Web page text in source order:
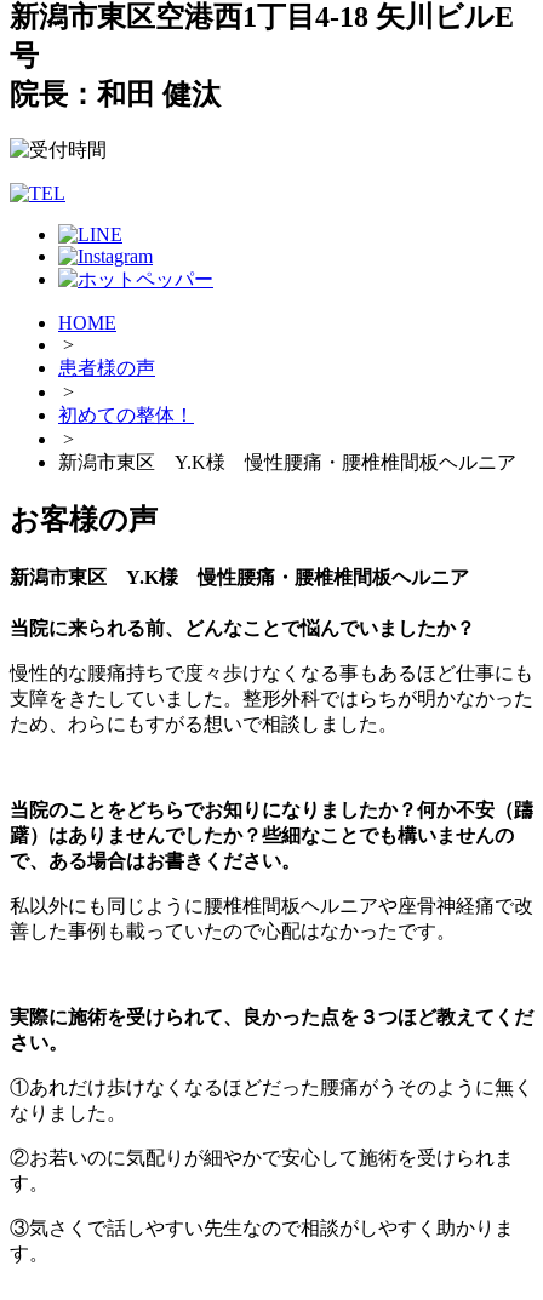
新潟市東区空港西1丁目4-18 矢川ビルE
号
院長：和田 健汰
HOME
>
患者様の声
>
初めての整体！
>
新潟市東区 Y.K様 慢性腰痛・腰椎椎間板ヘルニア
お客様の声
新潟市東区 Y.K様 慢性腰痛・腰椎椎間板ヘルニア
当院に来られる前、どんなことで悩んでいましたか？
慢性的な腰痛持ちで度々歩けなくなる事もあるほど仕事にも
支障をきたしていました。整形外科ではらちが明かなかった
ため、わらにもすがる想いで相談しました 。
当院のことをどちらでお知りになりましたか？何か不安（躊
躇）はありませんでしたか？些細なことでも構いませんの
で、ある場合はお書きください。
私以外にも同じように腰椎椎間板ヘルニアや座骨神経痛で改
善した事例も載っていたので心配はなかったです。
実際に施術を受けられて、良かった点を３つほど教えてくだ
さい。
①あれだけ歩けなくなるほどだった腰痛がうそのように無く
なりました。
②お若いのに気配りが細やかで安心して施術を受けられま
す。
③気さくで話しやすい先生なので相談がしやすく助かりま
す。